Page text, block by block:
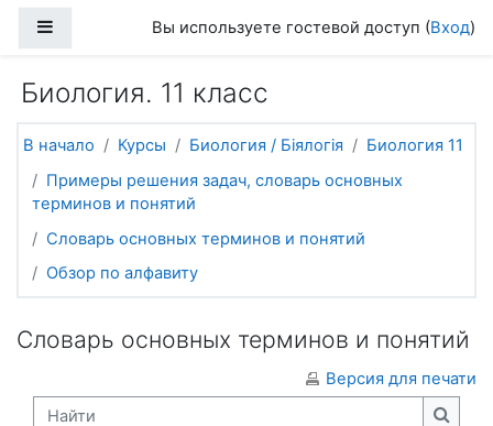
Боковая панельВы используете гостевой доступ (Вход)
Биология. 11 класс
В начало Курсы Биология / Біялогія
Биология 11
Примеры решения задач, словарь основных
терминов и понятий
Словарь основных терминов и понятий
Обзор по алфавиту
Словарь основных терминов и понятий
Версия для печати
Найти